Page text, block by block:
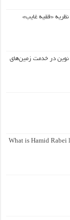
«فقیه غایب»
نوین در خدمت زمین‌های
What is Hamid